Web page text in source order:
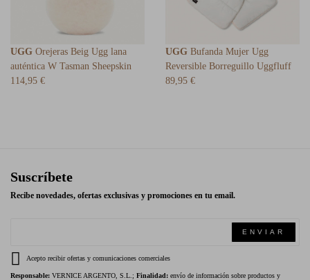
UGG Orejeras Beig Ugg lana
auténtica W Tasman Sheepskin
114,95 €
UGG Bufanda Mujer Ugg
Reversible Borreguillo Uggfluff
89,95 €
Suscríbete
Recibe novedades, ofertas exclusivas y promociones en tu email.
ENVIAR
Acepto recibir ofertas y comunicaciones comerciales
Responsable: VERNICE ARGENTO, S.L.; Finalidad: envío de información sobre productos y